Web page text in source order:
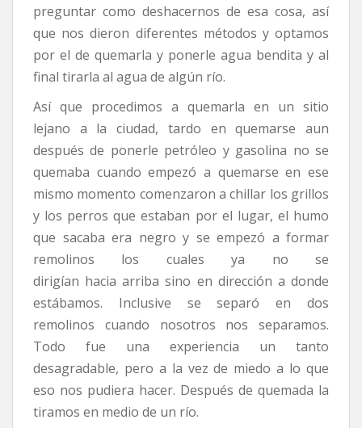
preguntar como deshacernos de esa cosa, así
que nos dieron diferentes métodos y optamos
por el de quemarla y ponerle agua bendita y al
final tirarla al agua de algún río.
Así que procedimos a quemarla en un sitio
lejano a la ciudad, tardo en quemarse aun
después de ponerle petróleo y gasolina no se
quemaba cuando empezó a quemarse en ese
mismo momento comenzaron a chillar los grillos
y los perros que estaban por el lugar, el humo
que sacaba era negro y se empezó a formar
remolinos los cuales ya no se
dirigían hacia arriba sino en dirección a donde
estábamos. Inclusive se separó en dos
remolinos cuando nosotros nos separamos.
Todo fue una experiencia un tanto
desagradable, pero a la vez de miedo a lo que
eso nos pudiera hacer. Después de quemada la
tiramos en medio de un río.